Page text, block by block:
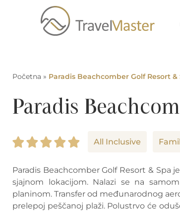
Početna » Paradis Beachcomber Golf Resort &
Paradis
All Inclusive
Paradis Beachcomber Golf Resort & Spa
sjajnom lokacijom. Nalazi se na
planinom. Transfer od međunarodnog
prelepoj peščanoj plaži. Polustrvo će